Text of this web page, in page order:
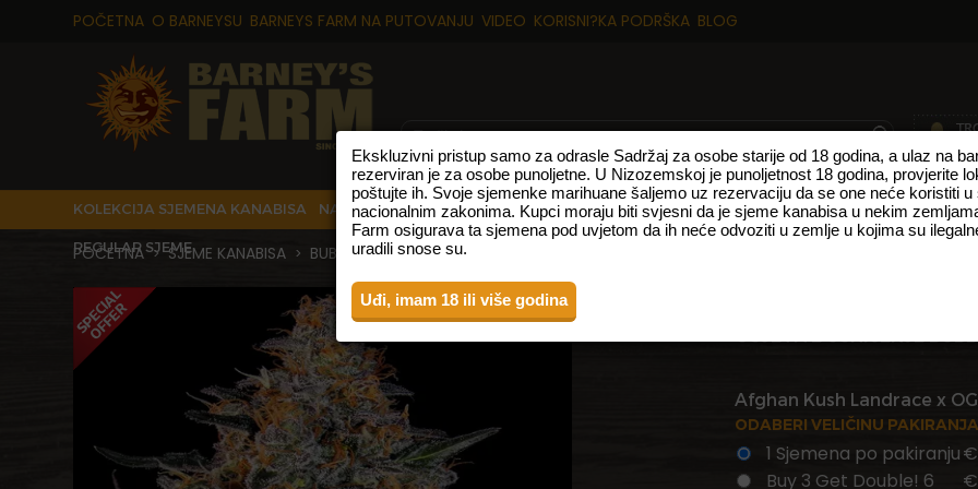
POČETNA O BARNEYSU BARNEYS FARM NA PUTOVANJU VIDEO KORISNI?KA PODRŠKA BLOG
KOLEKCIJA SJEMENA KANABISA NAJPRODAVANIJE VRSTE NOVI PROIZVODI VRSTE S VISOKIM UDJELOM CBD-A
REGULAR SJEME
POČETNA > SJEME KANABISA > BUBBA KUSH SJEME KANABISA
BUBBA KUSH
OSJETITE USHIćENJE
Afghan Kush Landrace x
ODABERI VELIČINU PAKIRANJA
1 Sjemena po pakiranju
Buy 3 Get Double! 6
Ekskluzivni pristup samo za odrasle Sadržaj za osobe starije od 18 godina, a ulaz na
rezerviran je za osobe punoljetne. U Nizozemskoj je punoljetnost 18 godina, provjerite
poštujte ih. Svoje sjemenke marihuane šaljemo uz rezervaciju da se one neće koristiti u
nacionalnim zakonima. Kupci moraju biti svjesni da je sjeme kanabisa u nekim
Farm osigurava ta sjemena pod uvjetom da ih neće odvoziti u zemlje u kojima su
uradili snose su.
Uđi, imam 18 ili više godina